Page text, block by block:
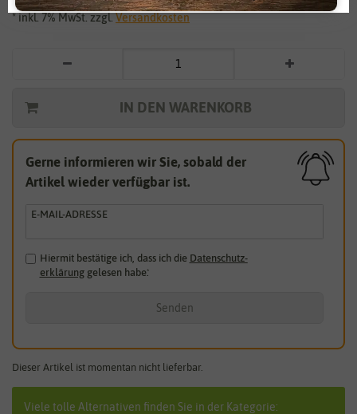
* inkl. 7% MwSt. zzgl.Versandkosten
IN DEN WARENKORB
Gerne informieren wir Sie, sobald der
Artikel wieder verfügbar ist.
E-MAIL-ADRESSE
Hiermit bestätige ich, dass ich die Daten­schutz­
erklärunggelesen habe.*
Senden
Dieser Artikel ist momentan nicht lieferbar.
Viele tolle Alternativen finden Sie in der Kategorie: